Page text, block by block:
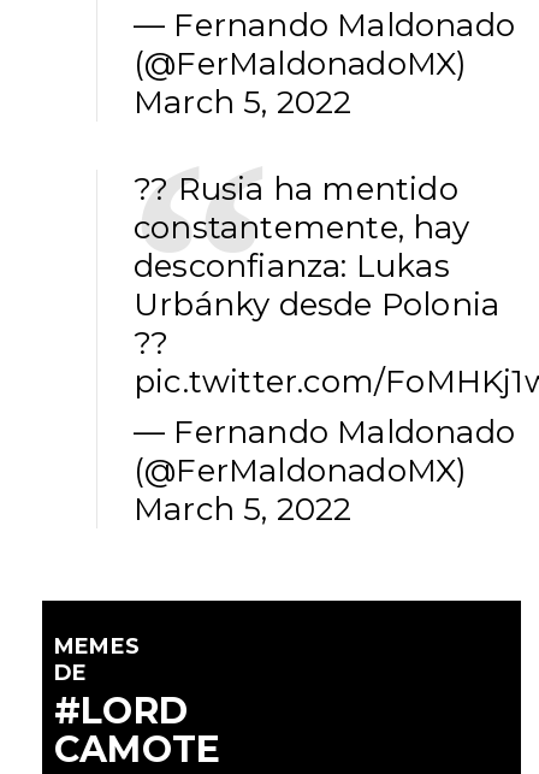
— Fernando Maldonado
(@FerMaldonadoMX)
March 5, 2022
?? Rusia ha mentido
constantemente, hay
desconfianza: Lukas
Urbánky desde Polonia
??
pic.twitter.com/
— Fernando Maldonado
(@FerMaldonadoMX)
March 5, 2022
MEMES
DE
#LORD
CAMOTE